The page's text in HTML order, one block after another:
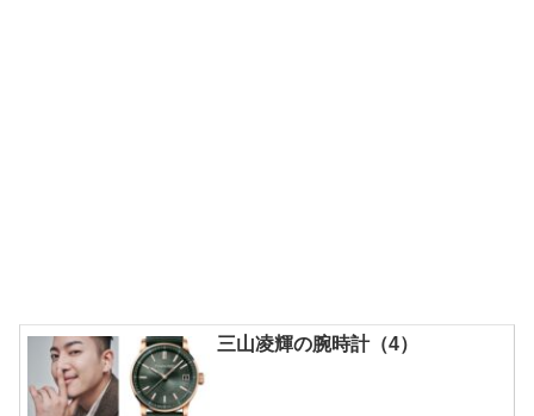
三山凌輝の腕時計（4）